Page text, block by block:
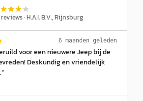
reviews ·H.A.I. B.V., Rijnsburg
6 maanden geleden
voor een nieuwere Jeep bij de
Deskundig en vriendelijk
”